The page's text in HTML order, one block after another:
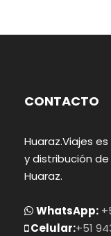
CONTACTO
Huaraz.Viajes
y distribución
Huaraz.
WhatsApp:
Celular:+51